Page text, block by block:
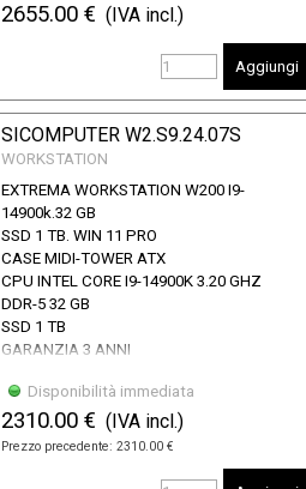
2655.00 € (IVA incl.)
Aggiungi
SICOMPUTER W2.S9.24.07S
WORKSTATION
EXTREMA WORKSTATION W200 I9-
14900k.32 GB
SSD 1 TB. WIN 11 PRO
CASE MIDI-TOWER ATX
CPU INTEL CORE I9-14900K 3.20 GHZ
DDR-5 32 GB
SSD 1 TB
GARANZIA 3 ANNI
Disponibilità immediata
2310.00 € (IVA incl.)
Prezzo precedente: 2310.00 €